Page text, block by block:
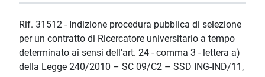
Rif. 31512 - Indizione procedura pubblica di selezione
per un contratto di Ricercatore universitario a tempo
determinato ai sensi dell'art. 24 - comma 3 - lettera a)
della Legge 240/2010 – SC 09/C2 – SSD ING-IND/11,